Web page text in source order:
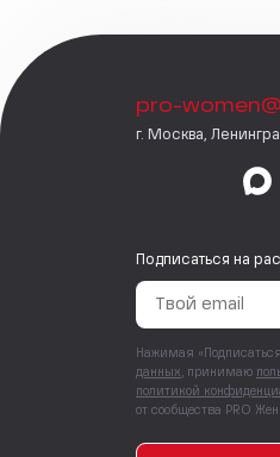
pro-
г. Москва,
Подписаться на
Нажимая
данных , принимаю
политикой
от сообщества PRO